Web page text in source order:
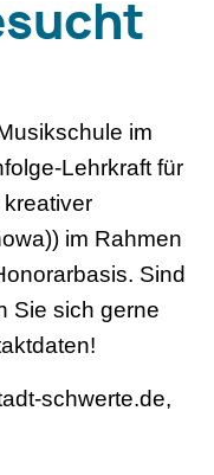
im
Lehrkraft für
im Rahmen
Sind
Sie sich gerne
schwerte.de,